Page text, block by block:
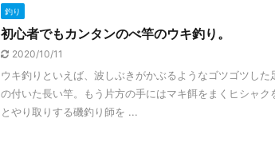
釣り
初心者でもカンタンのべ竿のウキ釣り。
2020/10/11
ウキ釣りといえば、波しぶきがかぶるようなゴツゴツし
の付いた長い竿。もう片方の手にはマキ餌をまくヒシャ
とやり取りする磯釣り師を ...